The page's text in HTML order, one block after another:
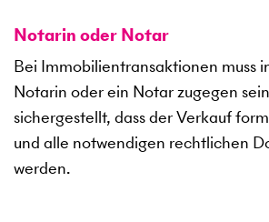
Notarin oder Notar
Bei Immobilientransaktionen muss
Notarin oder ein Notar zugegen
sichergestellt, dass der Verkauf
und alle notwendigen rechtlichen
werden.